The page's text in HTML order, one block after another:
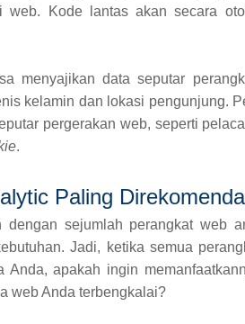
web. Kode lantas akan secara
menyajikan data seputar
kelamin dan lokasi pengunjung.
pergerakan web, seperti
.
Paling
dengan sejumlah perangkat web
Jadi, ketika semua
apakah ingin
web Anda terbengkalai?